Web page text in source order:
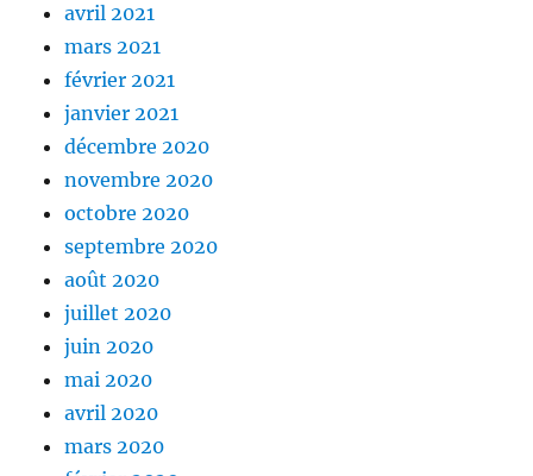
avril 2021
mars 2021
février 2021
janvier 2021
décembre 2020
novembre 2020
octobre 2020
septembre 2020
août 2020
juillet 2020
juin 2020
mai 2020
avril 2020
mars 2020